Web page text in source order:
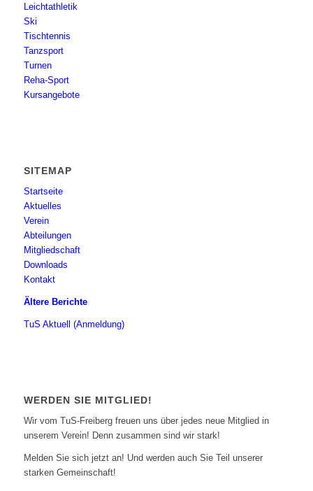
Leichtathletik
Ski
Tischtennis
Tanzsport
Turnen
Reha-Sport
Kursangebote
SITEMAP
Startseite
Aktuelles
Verein
Abteilungen
Mitgliedschaft
Downloads
Kontakt
Ältere Berichte
TuS Aktuell (Anmeldung)
WERDEN SIE MITGLIED!
Wir vom TuS-Freiberg freuen uns über jedes neue Mitglied in
unserem Verein! Denn zusammen sind wir stark!
Melden Sie sich jetzt an! Und werden auch Sie Teil unserer
starken Gemeinschaft!